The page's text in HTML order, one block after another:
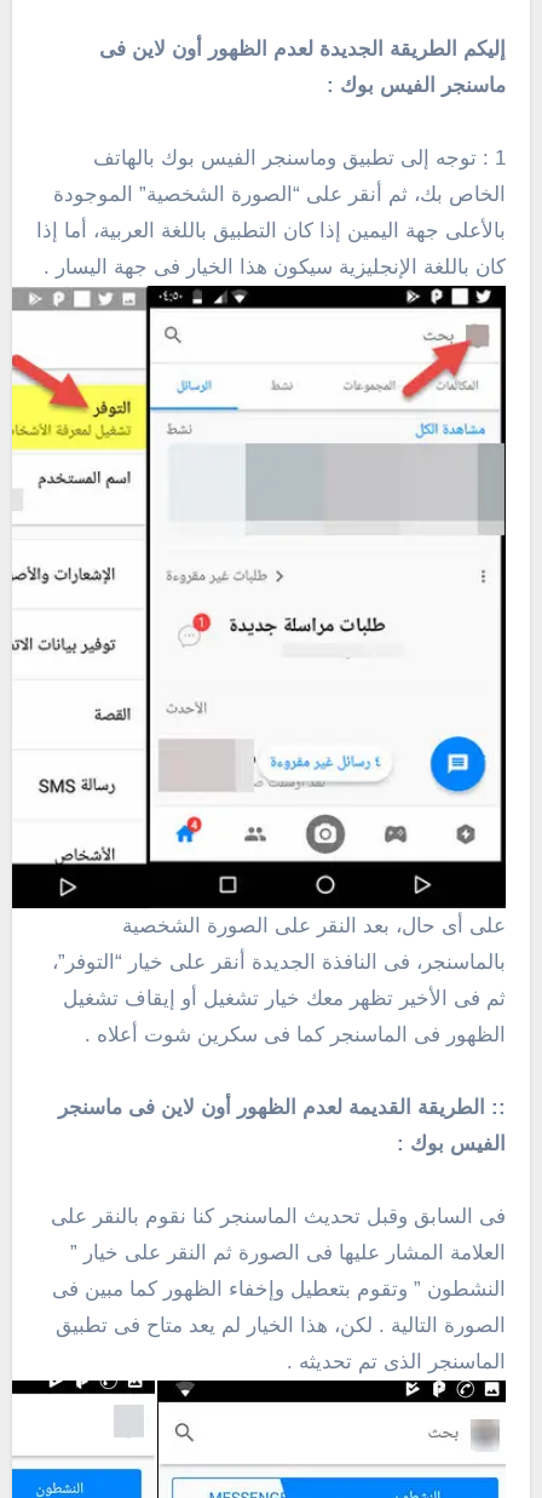
إليكم الطريقة الجديدة لعدم الظهور أون لاين فى
ماسنجر الفيس بوك :
1 : توجه إلى تطبيق وماسنجر الفيس بوك بالهاتف
الخاص بك، ثم أنقر على “الصورة الشخصية” الموجودة
بالأعلى جهة اليمين إذا كان التطبيق باللغة العربية، أما إذا
كان باللغة الإنجليزية سيكون هذا الخيار فى جهة اليسار .
على أى حال، بعد النقر على الصورة الشخصية
بالماسنجر، فى النافذة الجديدة أنقر على خيار “التوفر”،
ثم فى الأخير تظهر معك خيار تشغيل أو إيقاف تشغيل
الظهور فى الماسنجر كما فى سكرين شوت أعلاه .
:: الطريقة القديمة لعدم الظهور أون لاين فى ماسنجر
الفيس بوك :
فى السابق وقبل تحديث الماسنجر كنا نقوم بالنقر على
العلامة المشار عليها فى الصورة ثم النقر على خيار ”
النشطون ” وتقوم بتعطيل وإخفاء الظهور كما مبين فى
الصورة التالية . لكن، هذا الخيار لم يعد متاح فى تطبيق
الماسنجر الذى تم تحديثه .